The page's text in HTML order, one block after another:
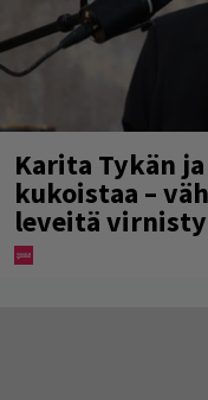
Karita Tykän
kukoistaa –
leveitä